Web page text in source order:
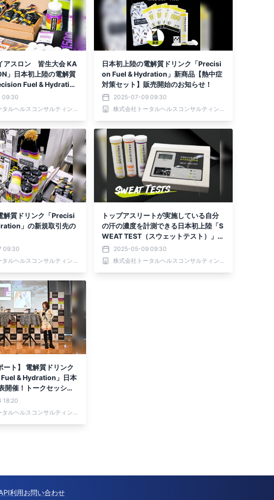
アスロン 皆生大会 KA
」日本初上陸の電解質
Fuel & Hydratio
せ！
09:30
株式会社トータルヘルスコンサルティング
日本初上陸の電解質ドリンク「Precisi
on Fuel & Hydration」新商品【熱中症
対策セット】販売開始のお知らせ！
2025-07-09 09:30
株式会社トータルヘルスコンサルティング
解質ドリンク「Precisi
」の新規取引先の
09:30
株式会社トータルヘルスコンサルティング
トップアスリートが実施している自分
の汗の濃度を計測できる日本初上陸「S
WEAT TEST（スウェットテスト）」キ
ャンペーンのお知らせ
2025-05-09 09:30
株式会社トータルヘルスコンサルティング
ート】 電解質ドリンク
Fuel & Hydration」日本
開催！トークセッショ
ントの安田美沙子さ
18:20
株式会社トータルヘルスコンサルティング
利用お問い合わせ